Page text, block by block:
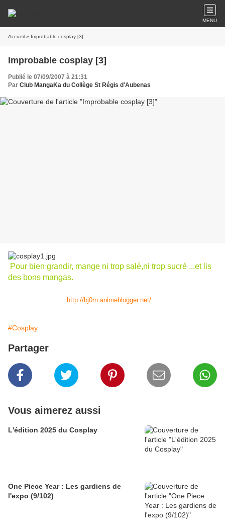
MENU
Accueil » Improbable cosplay [3]
Improbable cosplay [3]
Publié le 07/09/2007 à 21:31
Par Club MangaKa du Collège St Régis d'Aubenas
Pour bien grandir, mange ni trop salé,ni trop sucré ...et lis
des bons mangas.
http://bj0rn.animeblogger.net/
#Cosplay
Partager
Vous aimerez aussi
L'édition 2025 du Cosplay
One Piece Year : Les gardiens de
l'expo (9/102)